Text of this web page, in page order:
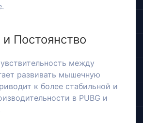
и Постоянство
между
развивать мышечную
к более стабильной и
в PUBG и